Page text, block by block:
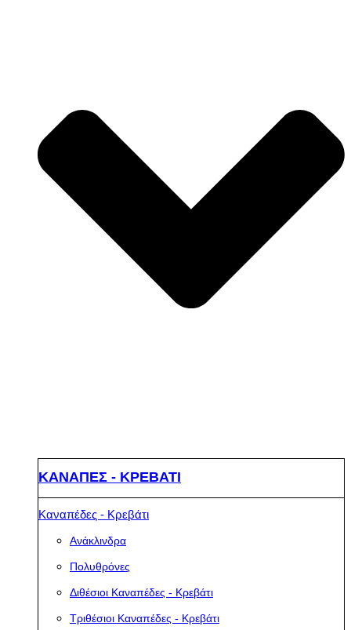
ΚΑΝΑΠΕΣ - ΚΡΕΒΑΤΙ
Καναπέδες - Κρεβάτι
Ανάκλινδρα
Πολυθρόνες
Διθέσιοι Καναπέδες - Κρεβάτι
Τριθέσιοι Καναπέδες - Κρεβάτι